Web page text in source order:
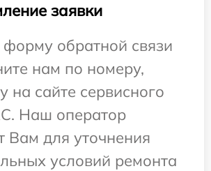
заявки
обратной связи
нам по номеру,
на сайте сервисного
Наш оператор
Вам для уточнения
условий ремонта